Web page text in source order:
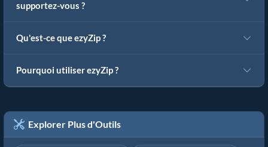
supportez-vous ?
Qu'est-ce que ezyZip ?
Pourquoi utiliser ezyZip ?
Explorer Plus d'Outils